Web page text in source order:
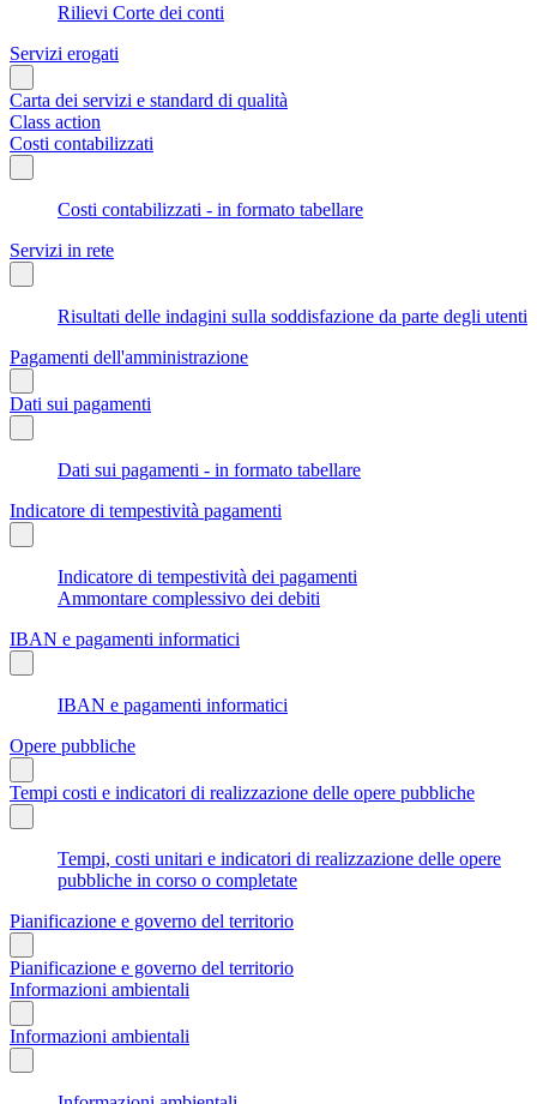
Rilievi Corte dei conti
Servizi erogati
Carta dei servizi e standard di qualità
Class action
Costi contabilizzati
Costi contabilizzati - in formato tabellare
Servizi in rete
Risultati delle indagini sulla soddisfazione da parte degli utenti
Pagamenti dell'amministrazione
Dati sui pagamenti
Dati sui pagamenti - in formato tabellare
Indicatore di tempestività pagamenti
Indicatore di tempestività dei pagamenti
Ammontare complessivo dei debiti
IBAN e pagamenti informatici
IBAN e pagamenti informatici
Opere pubbliche
Tempi costi e indicatori di realizzazione delle opere pubbliche
Tempi, costi unitari e indicatori di realizzazione delle opere
pubbliche in corso o completate
Pianificazione e governo del territorio
Pianificazione e governo del territorio
Informazioni ambientali
Informazioni ambientali